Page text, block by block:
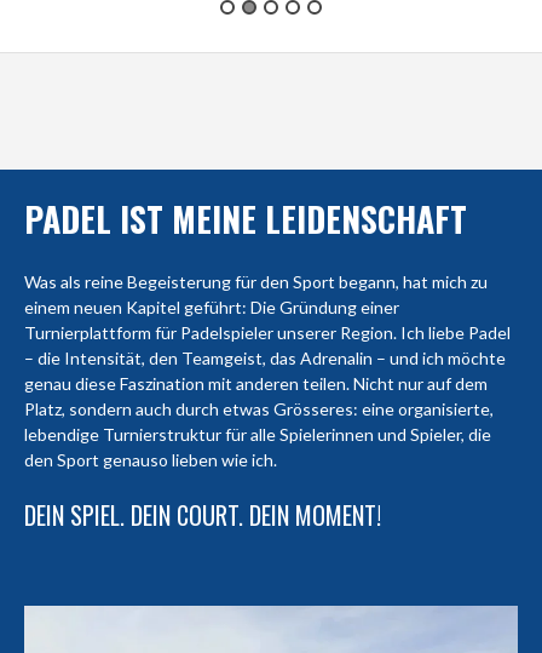
PADEL IST MEINE LEIDENSCHAFT
Was als reine Begeisterung für den Sport begann, hat mich zu
einem neuen Kapitel geführt: Die Gründung einer
Turnierplattform für Padelspieler unserer Region. Ich liebe Padel
– die Intensität, den Teamgeist, das Adrenalin – und ich möchte
genau diese Faszination mit anderen teilen. Nicht nur auf dem
Platz, sondern auch durch etwas Grösseres: eine organisierte,
lebendige Turnierstruktur für alle Spielerinnen und Spieler, die
den Sport genauso lieben wie ich.
DEIN SPIEL. DEIN COURT. DEIN MOMENT!